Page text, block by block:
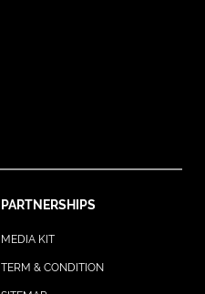
PARTNERSHIPS
MEDIA KIT
TERM & CONDITION